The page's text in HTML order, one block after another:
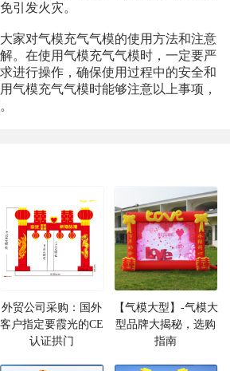
引发火灾。
家对气模充气气模的使用方法和注意
。在使用气模充气气模时，一定要严
进行操作，确保使用过程中的安全和
气模充气气模时能够注意以上事项，
外贸公司采购：国外
客户指定要霞光的CE
认证拱门
【气模大型】-气模大
型品牌大揭秘，选购
指南